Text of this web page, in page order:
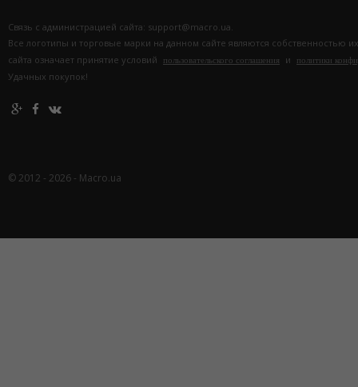
Связь с администрацией сайта: support@macro.ua.
Все логотипы и торговые марки на данном сайте являются собственностью
сайта означает принятие условий
пользовательского соглашения и политики
Удачных покупок!
© 2012 - 2026 - Macro.ua